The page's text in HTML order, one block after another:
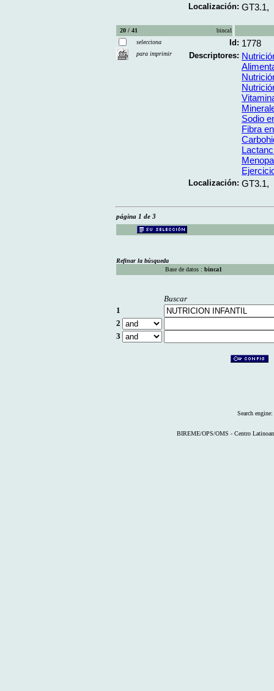
Localización: GT3.1,
20 / 41
binca1
selecciona
para imprimir
Id: 1778
Descriptores:
Sodio
Fibra
Localización: GT3.1,
página 1 de 3
Refinar la búsqueda
Base de datos : binca1
Buscar
1
2
3
Search engine:
BIREME/OPS/OMS - Centro